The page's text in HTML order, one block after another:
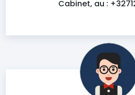
Cabinet, au :